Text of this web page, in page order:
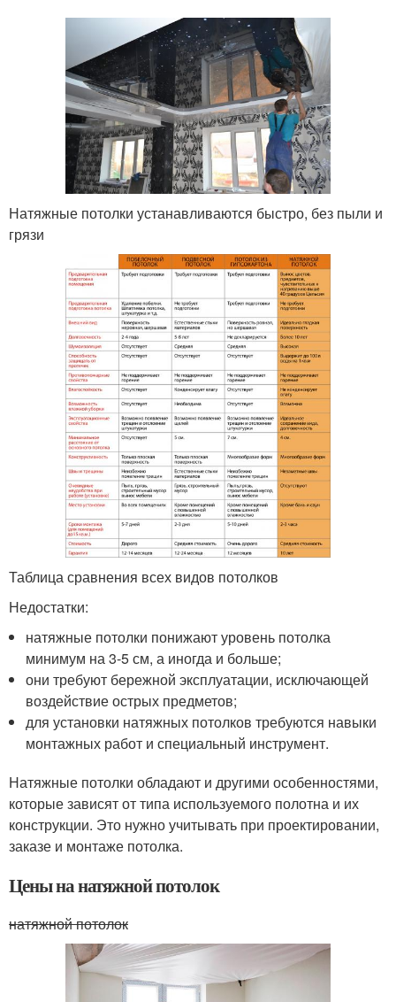
Натяжные потолки устанавливаются быстро, без пыли и
грязи
Таблица сравнения всех видов потолков
Недостатки:
натяжные потолки понижают уровень потолка
минимум на 3-5 см, а иногда и больше;
они требуют бережной эксплуатации, исключающей
воздействие острых предметов;
для установки натяжных потолков требуются навыки
монтажных работ и специальный инструмент.
Натяжные потолки обладают и другими особенностями,
которые зависят от типа используемого полотна и их
конструкции. Это нужно учитывать при проектировании,
заказе и монтаже потолка.
Цены на натяжной потолок
натяжной потолок